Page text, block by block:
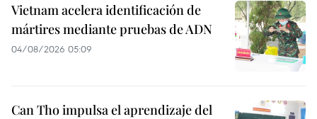
Vietnam acelera identificación de
mártires mediante pruebas de ADN
04/08/2026 05:09
Can Tho impulsa el aprendizaje del